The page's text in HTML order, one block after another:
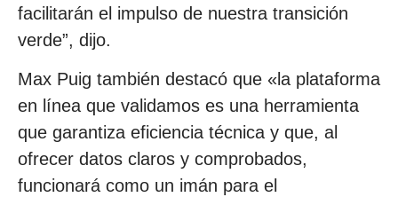
facilitarán el impulso de nuestra transición
verde”, dijo.
Max Puig también destacó que «la plataforma
en línea que validamos es una herramienta
que garantiza eficiencia técnica y que, al
ofrecer datos claros y comprobados,
funcionará como un imán para el